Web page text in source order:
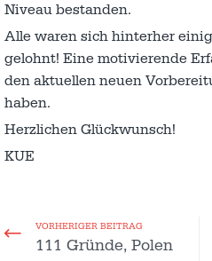
Niveau bestanden.
Alle waren sich hinterher
gelohnt! Eine motivierende
den aktuellen neuen
haben.
Herzlichen Glückwunsch!
KUE
VORHERIGER BEITRAG
111 Gründe, Polen